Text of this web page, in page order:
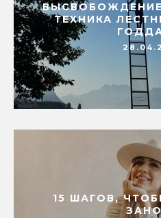
ТЕХНИКА
15 ШАГОВ,